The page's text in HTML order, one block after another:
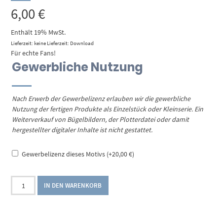
6,00€
Enthält 19% MwSt.
Lieferzeit: keine Lieferzeit: Download
Für echte Fans!
Gewerbliche Nutzung
Nach Erwerb der Gewerbelizenz erlauben wir die gewerbliche
Nutzung der fertigen Produkte als Einzelstück oder Kleinserie. Ein
Weiterverkauf von Bügelbildern, der Plotterdatei oder damit
hergestellter digitaler Inhalte ist nicht gestattet.
Gewerbelizenz dieses Motivs (+20,00€)
Stuttgart
IN DEN WARENKORB